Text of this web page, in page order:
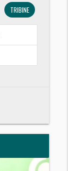
TRIBINE